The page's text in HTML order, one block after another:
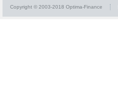
Copyright © 2003-2018 Optima-Finance